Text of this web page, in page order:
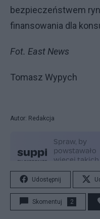
bezpieczeństwem
finansowania dla
Fot. East News
Tomasz Wypych
Autor: Redakcja
Udostępnij
Skomentuj 2